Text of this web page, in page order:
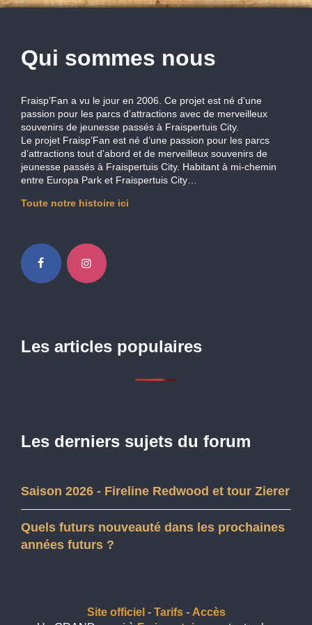
Qui sommes nous
Fraisp’Fan a vu le jour en 2006. Ce projet est né d’une
passion pour les parcs d’attractions avec de merveilleux
souvenirs de jeunesse passés à Fraispertuis City.
Le projet Fraisp’Fan est né d’une passion pour les parcs
d’attractions tout d’abord et de merveilleux souvenirs de
jeunesse passés à Fraispertuis City. Habitant à mi-chemin
entre Europa Park et Fraispertuis City…
Toute notre histoire ici
Les articles populaires
Les derniers sujets du forum
Saison 2026 - Fireline Redwood et tour Zierer
Quels futurs nouveauté dans les prochaines
années futurs ?
Site officiel - Tarifs- Accès